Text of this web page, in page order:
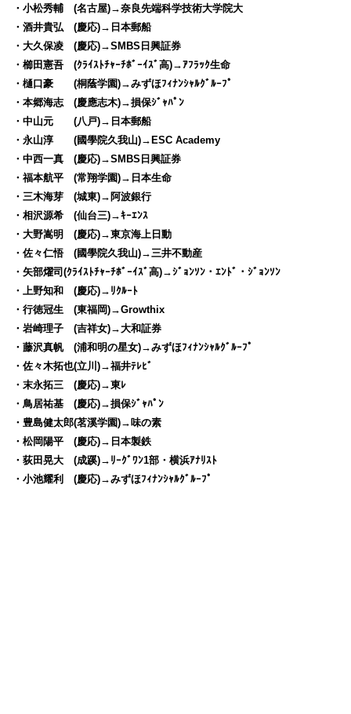
・小松秀輔 (名古屋)→奈良先端科学技術大学院大
・酒井貴弘 (慶応)→日本郵船
・大久保凌 (慶応)→SMBS日興証券
・櫛田憲吾 (ｸﾗｲｽﾄﾁｬｰﾁﾎﾞｰｲｽﾞ高)→ｱﾌﾗｯｸ生命
・樋口豪 (桐蔭学園)→みずほﾌｨﾅﾝｼｬﾙｸﾞﾙｰﾌﾟ
・本郷海志 (慶應志木)→損保ｼﾞｬﾊﾟﾝ
・中山元 (八戸)→日本郵船
・永山淳 (國學院久我山)→ESC Academy
・中西一真 (慶応)→SMBS日興証券
・福本航平 (常翔学園)→日本生命
・三木海芽 (城東)→阿波銀行
・相沢源希 (仙台三)→ｷｰｴﾝｽ
・大野嵩明 (慶応)→東京海上日動
・佐々仁悟 (國學院久我山)→三井不動産
・矢部燿司(ｸﾗｲｽﾄﾁｬｰﾁﾎﾞｰｲｽﾞ高)→ｼﾞｮﾝｿﾝ・ｴﾝﾄﾞ・ｼﾞｮﾝｿﾝ
・上野知和 (慶応)→ﾘｸﾙｰﾄ
・行徳冠生 (東福岡)→Growthix
・岩崎理子 (吉祥女)→大和証券
・藤沢真帆 (浦和明の星女)→みずほﾌｨﾅﾝｼｬﾙｸﾞﾙｰﾌﾟ
・佐々木拓也(立川)→福井ﾃﾚﾋﾞ
・末永拓三 (慶応)→東ﾚ
・鳥居祐基 (慶応)→損保ｼﾞｬﾊﾟﾝ
・豊島健太郎(茗溪学園)→味の素
・松岡陽平 (慶応)→日本製鉄
・荻田晃大 (成蹊)→ﾘｰｸﾞﾜﾝ1部・横浜ｱﾅﾘｽﾄ
・小池耀利 (慶応)→みずほﾌｨﾅﾝｼｬﾙｸﾞﾙｰﾌﾟ